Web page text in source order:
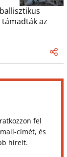
az
fel
címét, és
híreit.